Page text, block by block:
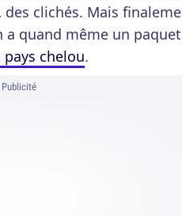
clichés. Mais
quand même un
chelou.
Publicité